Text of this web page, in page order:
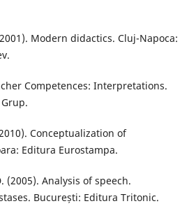
Modern didactics. Cluj-Napoca:
Competences: Interpretations.
Conceptualization of
Editura Eurostampa.
(2005). Analysis of speech.
București: Editura Tritonic.